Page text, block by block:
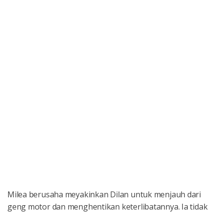
Milea berusaha meyakinkan Dilan untuk menjauh dari
geng motor dan menghentikan keterlibatannya. Ia tidak